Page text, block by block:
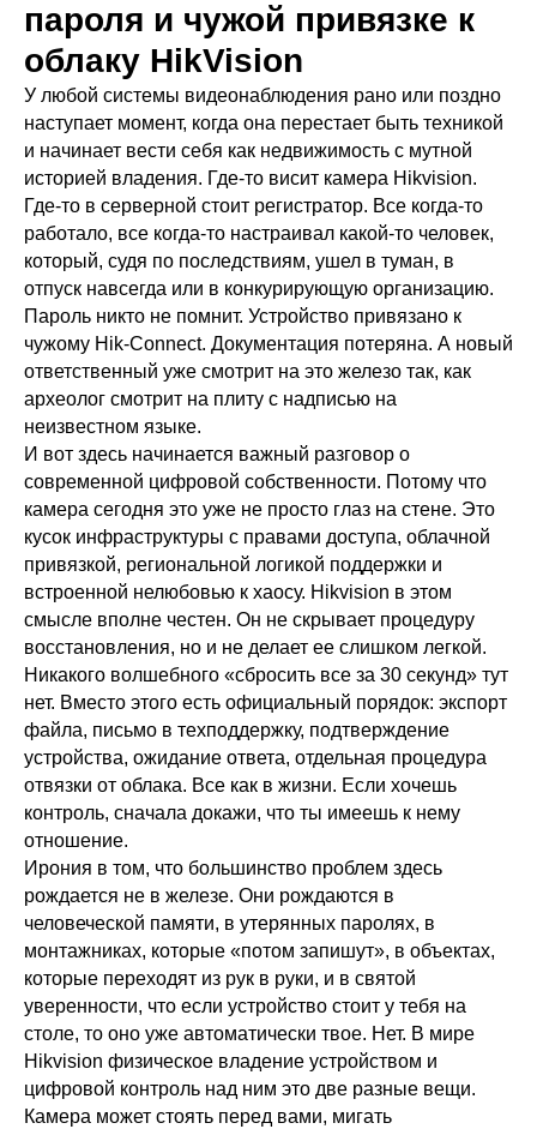
пароля и чужой привязке к
облаку HikVision
У любой системы видеонаблюдения рано или поздно
наступает момент, когда она перестает быть техникой
и начинает вести себя как недвижимость с мутной
историей владения. Где-то висит камера Hikvision.
Где-то в серверной стоит регистратор. Все когда-то
работало, все когда-то настраивал какой-то человек,
который, судя по последствиям, ушел в туман, в
отпуск навсегда или в конкурирующую организацию.
Пароль никто не помнит. Устройство привязано к
чужому Hik-Connect. Документация потеряна. А новый
ответственный уже смотрит на это железо так, как
археолог смотрит на плиту с надписью на
неизвестном языке.
И вот здесь начинается важный разговор о
современной цифровой собственности. Потому что
камера сегодня это уже не просто глаз на стене. Это
кусок инфраструктуры с правами доступа, облачной
привязкой, региональной логикой поддержки и
встроенной нелюбовью к хаосу. Hikvision в этом
смысле вполне честен. Он не скрывает процедуру
восстановления, но и не делает ее слишком легкой.
Никакого волшебного «сбросить все за 30 секунд» тут
нет. Вместо этого есть официальный порядок: экспорт
файла, письмо в техподдержку, подтверждение
устройства, ожидание ответа, отдельная процедура
отвязки от облака. Все как в жизни. Если хочешь
контроль, сначала докажи, что ты имеешь к нему
отношение.
Ирония в том, что большинство проблем здесь
рождается не в железе. Они рождаются в
человеческой памяти, в утерянных паролях, в
монтажниках, которые «потом запишут», в объектах,
которые переходят из рук в руки, и в святой
уверенности, что если устройство стоит у тебя на
столе, то оно уже автоматически твое. Нет. В мире
Hikvision физическое владение устройством и
цифровой контроль над ним это две разные вещи.
Камера может стоять перед вами, мигать